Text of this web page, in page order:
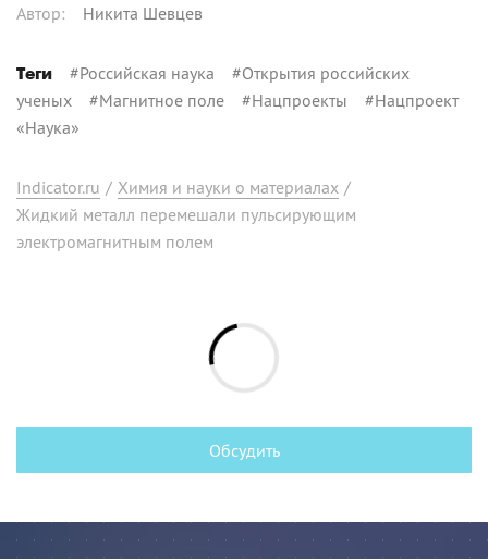
Автор: Никита Шевцев
Теги #Российская наука #Открытия российских
ученых #Магнитное поле #Нацпроекты #Нацпроект
«Наука»
Indicator.ru / Химия и науки о материалах /
Жидкий металл перемешали пульсирующим
электромагнитным полем
Обсудить